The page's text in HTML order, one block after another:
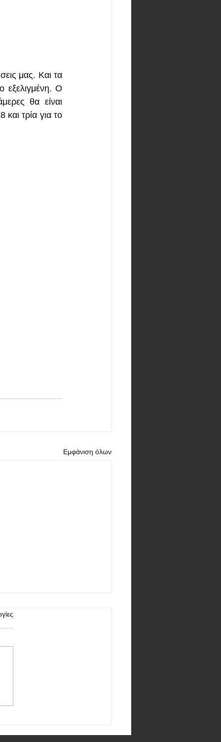
μας. Και τα
εξελιγμένη. Ο
θα είναι
τρία για το
Εμφάνιση όλων